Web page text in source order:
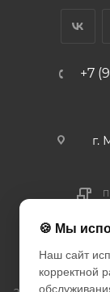
+7
г.
🍪 Мы
Наш сайт
корректной